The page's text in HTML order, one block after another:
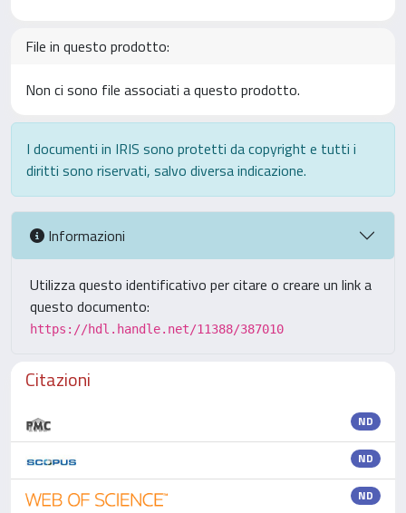
File in questo prodotto:
Non ci sono file associati a questo prodotto.
I documenti in IRIS sono protetti da copyright e tutti i
diritti sono riservati, salvo diversa indicazione.
Informazioni
Utilizza questo identificativo per citare o creare un link a
questo documento:
https://hdl.handle.net/11388/387010
Citazioni
ND
ND
ND